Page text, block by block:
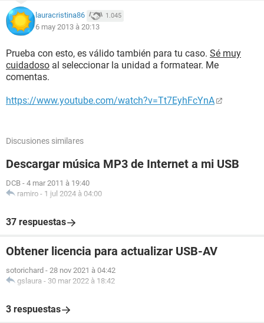
lauracristina86 1.045
6 may 2013 à 20:13
Prueba con esto, es válido también para tu caso. Sé muy
cuidadoso al seleccionar la unidad a formatear. Me
comentas.
https://www.youtube.com/watch?v=Tt7EyhFcYnA
Discusiones similares
Descargar música MP3 de Internet a mi USB
DCB - 4 mar 2011 à 19:40
ramiro - 1 jul 2024 à 04:00
37 respuestas
Obtener licencia para actualizar USB-AV
sotorichard - 28 nov 2021 à 04:42
gslaura - 30 mar 2022 à 18:42
3 respuestas